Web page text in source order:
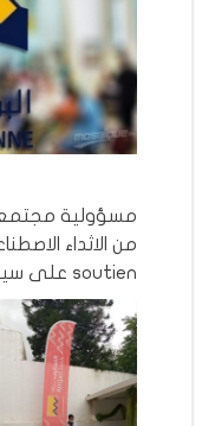
مسؤولية
soutien على سيدات تعافين من سرطان الثدي (صور)